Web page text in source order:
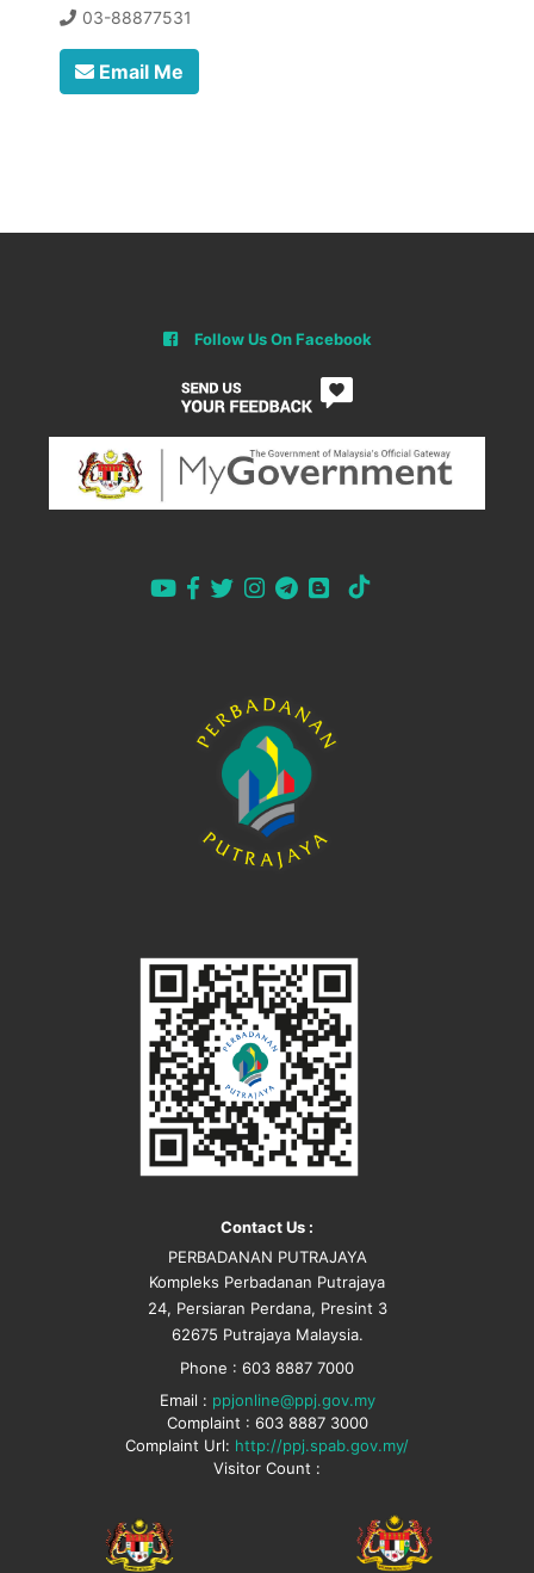
03-88877531
Email Me
Follow Us On Facebook
Contact Us :
PERBADANAN PUTRAJAYA
Kompleks Perbadanan Putrajaya
24, Persiaran Perdana, Presint 3
62675 Putrajaya Malaysia.
Phone : 603 8887 7000
Email : ppjonline@ppj.gov.my
Complaint : 603 8887 3000
Complaint Url: http://ppj.spab.gov.my/
Visitor Count :